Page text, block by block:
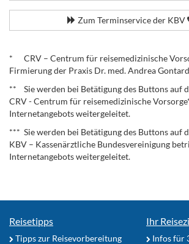
Zum Terminservice der KBV
* CRV – Centrum für reisemedizinische
Firmierung der Praxis Dr. med. Andrea
** Sie werden bei Betätigung des Buttons auf
CRV - Centrum für reisemedizinische
Internetangebots weitergeleitet.
*** Sie werden bei Betätigung des Buttons auf
KBV – Kassenärztliche Bundesvereinigung
Internetangebots weitergeleitet.
Reisetipps
Tipps zur Reisevorbereitung
Ihr
Infos für